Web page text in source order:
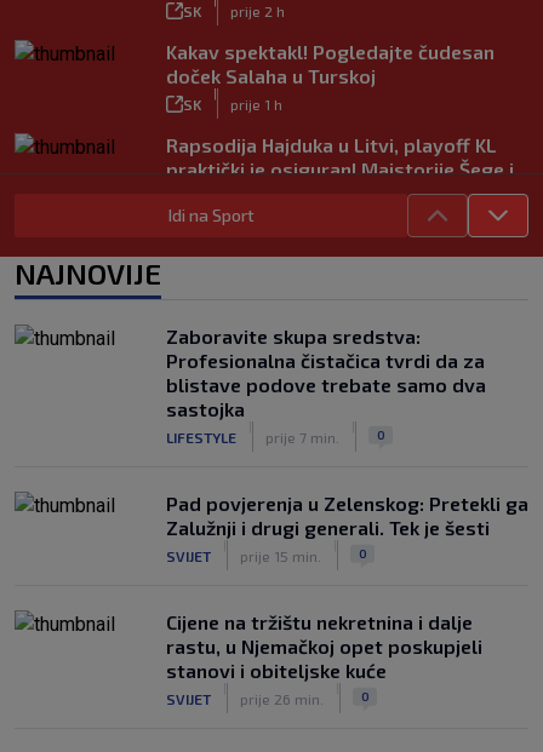
SK prije 2 h
Kakav spektakl! Pogledajte čudesan
doček Salaha u Turskoj
SK prije 1 h
Rapsodija Hajduka u Litvi, playoff KL
praktički je osiguran! Majstorije Šege i
SK
|
prije 6 h
Neočekivani problemi za Dinamo:
Rijeka u Finsku nosi minimalnu
prednost, bivši vratar Dinama spriječio
veću razliku
SK prije 2 h
Idi na Sport
NAJNOVIJE
Zaboravite skupa sredstva:
Profesionalna čistačica tvrdi da za
blistave podove trebate samo dva
sastojka
LIFESTYLE prije 7 min. 0
Pad povjerenja u Zelenskog: Pretekli ga
Zalužnji i drugi generali. Tek je šesti
SVIJET prije 15 min. 0
Cijene na tržištu nekretnina i dalje
rastu, u Njemačkoj opet poskupjeli
stanovi i obiteljske kuće
SVIJET prije 26 min. 0